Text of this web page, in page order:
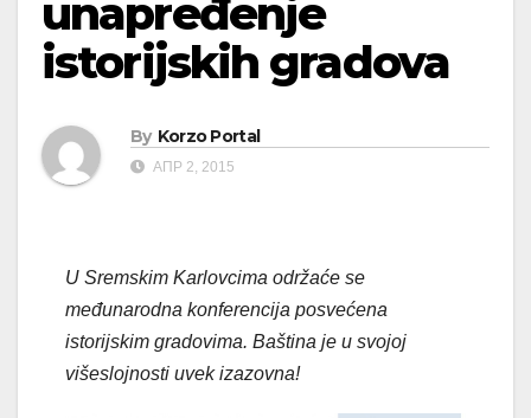
unapređenje
istorijskih gradova
By Korzo Portal
АПР 2, 2015
U Sremskim Karlovcima održaće se
međunarodna konferencija posvećena
istorijskim gradovima. Baština je u svojoj
višeslojnosti uvek izazovna!